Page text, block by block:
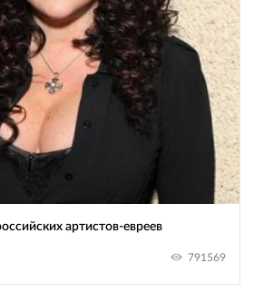
артистов-евреев
791569